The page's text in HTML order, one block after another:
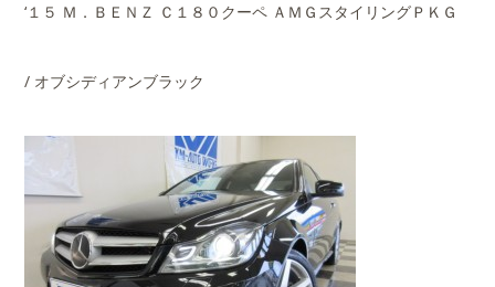
‘１５ Ｍ．ＢＥＮＺ Ｃ１８０クーペ ＡＭＧスタイリングＰＫＧ
/ オブシディアンブラック